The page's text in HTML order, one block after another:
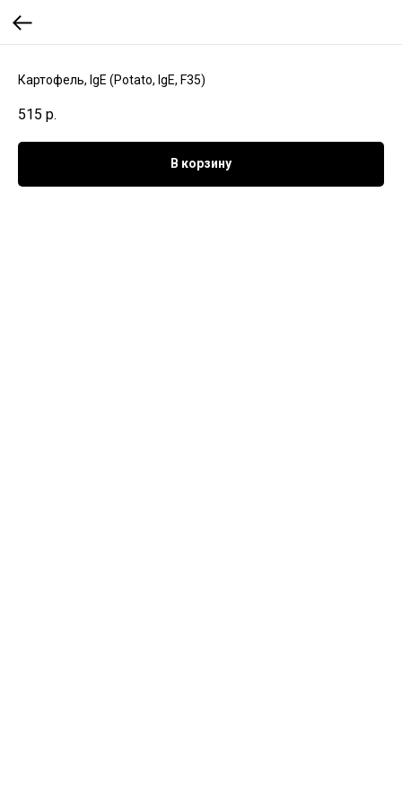
Картофель, IgE (Potato, IgE, F35)
515 р.
В корзину